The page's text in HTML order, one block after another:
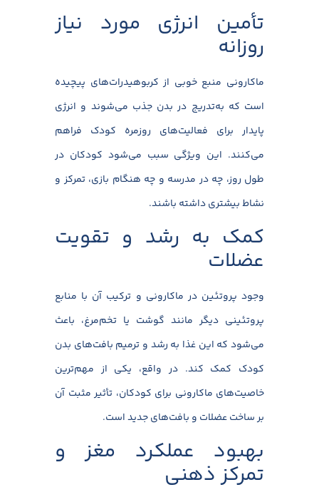
تأمین انرژی مورد نیاز
روزانه
ماکارونی منبع خوبی از کربوهیدرات‌های پیچیده
است که به‌تدریج در بدن جذب می‌شوند و انرژی
پایدار برای فعالیت‌های روزمره کودک فراهم
می‌کنند. این ویژگی سبب می‌شود کودکان در
طول روز، چه در مدرسه و چه هنگام بازی، تمرکز و
نشاط بیشتری داشته باشند.
کمک به رشد و تقویت
عضلات
وجود پروتئین در ماکارونی و ترکیب آن با منابع
پروتئینی دیگر مانند گوشت یا تخم‌مرغ، باعث
می‌شود که این غذا به رشد و ترمیم بافت‌های بدن
کودک کمک کند. در واقع، یکی از مهم‌ترین
خاصیت‌های ماکارونی برای کودکان، تأثیر مثبت آن
بر ساخت عضلات و بافت‌های جدید است.
بهبود عملکرد مغز و
تمرکز ذهنی